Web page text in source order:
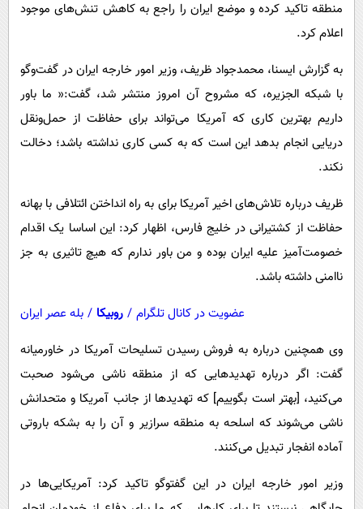
حوادث
محیط زیست
سلامت
بین الملل
اجتماعی
منطقه تاکید کرده و موضع ایران را راجع به کاهش تنش‌های موجود
اعلام کرد.
به گزارش ایسنا، محمدجواد ظریف، وزیر امور خارجه ایران در گفت‌وگو
با شبکه الجزیره، که مشروح آن امروز منتشر شد، گفت:« ما باور
داریم بهترین کاری که آمریکا می‌تواند برای حفاظت از حمل‌ونقل
دریایی انجام بدهد این است که به کسی کاری نداشته باشد؛ دخالت
نکند.
ظریف درباره تلاش‌های اخیر آمریکا برای به راه انداختن ائتلافی با بهانه
حفاظت از کشتیرانی در خلیج فارس، اظهار کرد: این اساسا یک اقدام
خصومت‌آمیز علیه ایران بوده و من باور ندارم که هیچ تاثیری به جز
ناامنی داشته باشد.
عضویت در کانال تلگرام / روبیکا / بله عصر ایران
وی همچنین درباره به فروش رسیدن تسلیحات آمریکا در خاورمیانه
گفت: اگر درباره تهدیدهایی که از منطقه ناشی می‌شود صحبت
می‌کنید، [بهتر است بگوییم] که تهدیدها از جانب آمریکا و متحدانش
ناشی می‌شوند که اسلحه به منطقه سرازیر و آن را به بشکه باروتی
آماده انفجار تبدیل می‌کنند.
وزیر امور خارجه ایران در این گفت‎وگو تاکید کرد: آمریکایی‌ها در